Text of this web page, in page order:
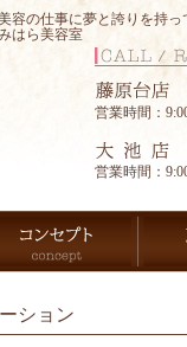
容の仕事に夢と誇りを持
はら美容室
営業時間：
営業時間：
ション